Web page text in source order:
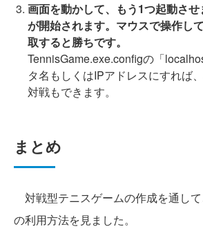
画面を動かして、もう1つ起動さ
が開始されます。マウスで操作し
取すると勝ちです。
TennisGame.exe.configの「
タ名もしくはIPアドレスにすれば
対戦もできます。
まとめ
対戦型テニスゲームの作成を通し
の利用方法を見ました。